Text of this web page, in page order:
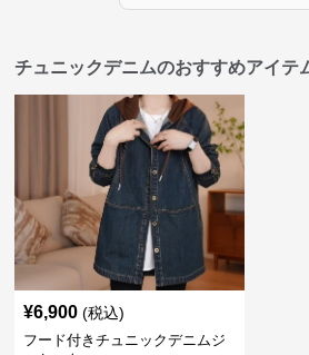
チュニックデニムのおすすめアイテ
¥6,900 (税込)
フード付きチュニックデニムジ